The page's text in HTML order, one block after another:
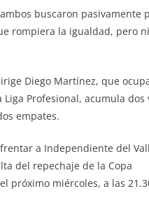
buscaron pasivamente
rompiera la igualdad, pero
Diego Martínez, que
Liga Profesional, acumula dos
empates.
a Independiente del
del repechaje de la Copa
próximo miércoles, a las